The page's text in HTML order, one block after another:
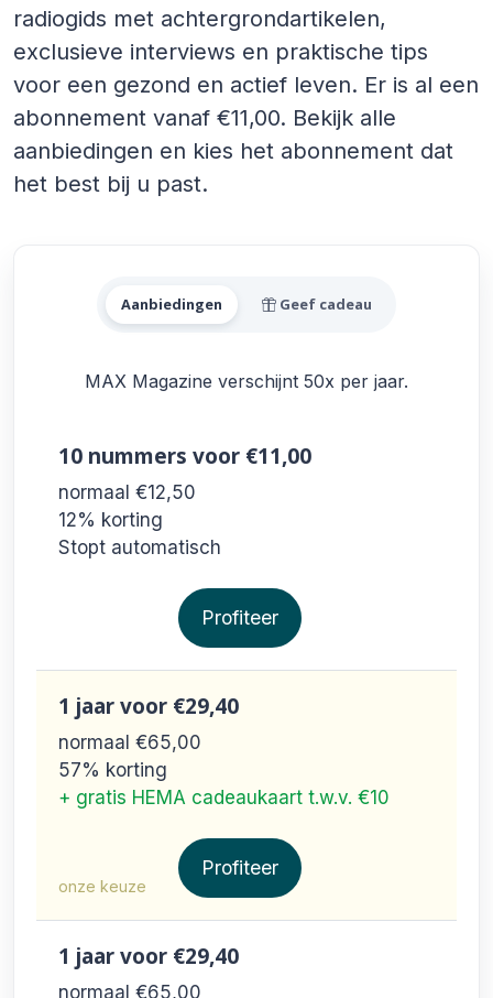
radiogids met achtergrondartikelen,
exclusieve interviews en praktische tips
voor een gezond en actief leven. Er is al een
abonnement vanaf €11,00. Bekijk alle
aanbiedingen en kies het abonnement dat
het best bij u past.
Alle MAX Magazine
Aanbiedingen Geef cadeau
MAX Magazine verschijnt 50x per jaar.
10 nummers voor €11,00
normaal €12,50
12% korting
Stopt automatisch
Profiteer
onze keuze
1 jaarvoor €29,40
normaal €65,00
57% korting
+ gratis HEMA cadeaukaart t.w.v. €10
Profiteer
1 jaarvoor €29,40
normaal €65,00